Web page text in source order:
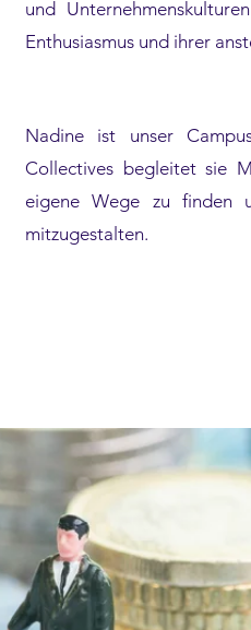
und
Enthusiasmus und ihrer
Nadine ist unser
Collectives begleitet sie
eigene Wege zu finden
mitzugestalten.